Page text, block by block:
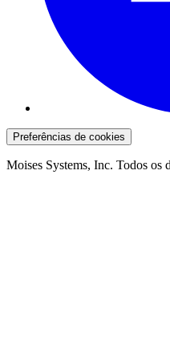
Preferências de cookies
Moises Systems, Inc. Todos os